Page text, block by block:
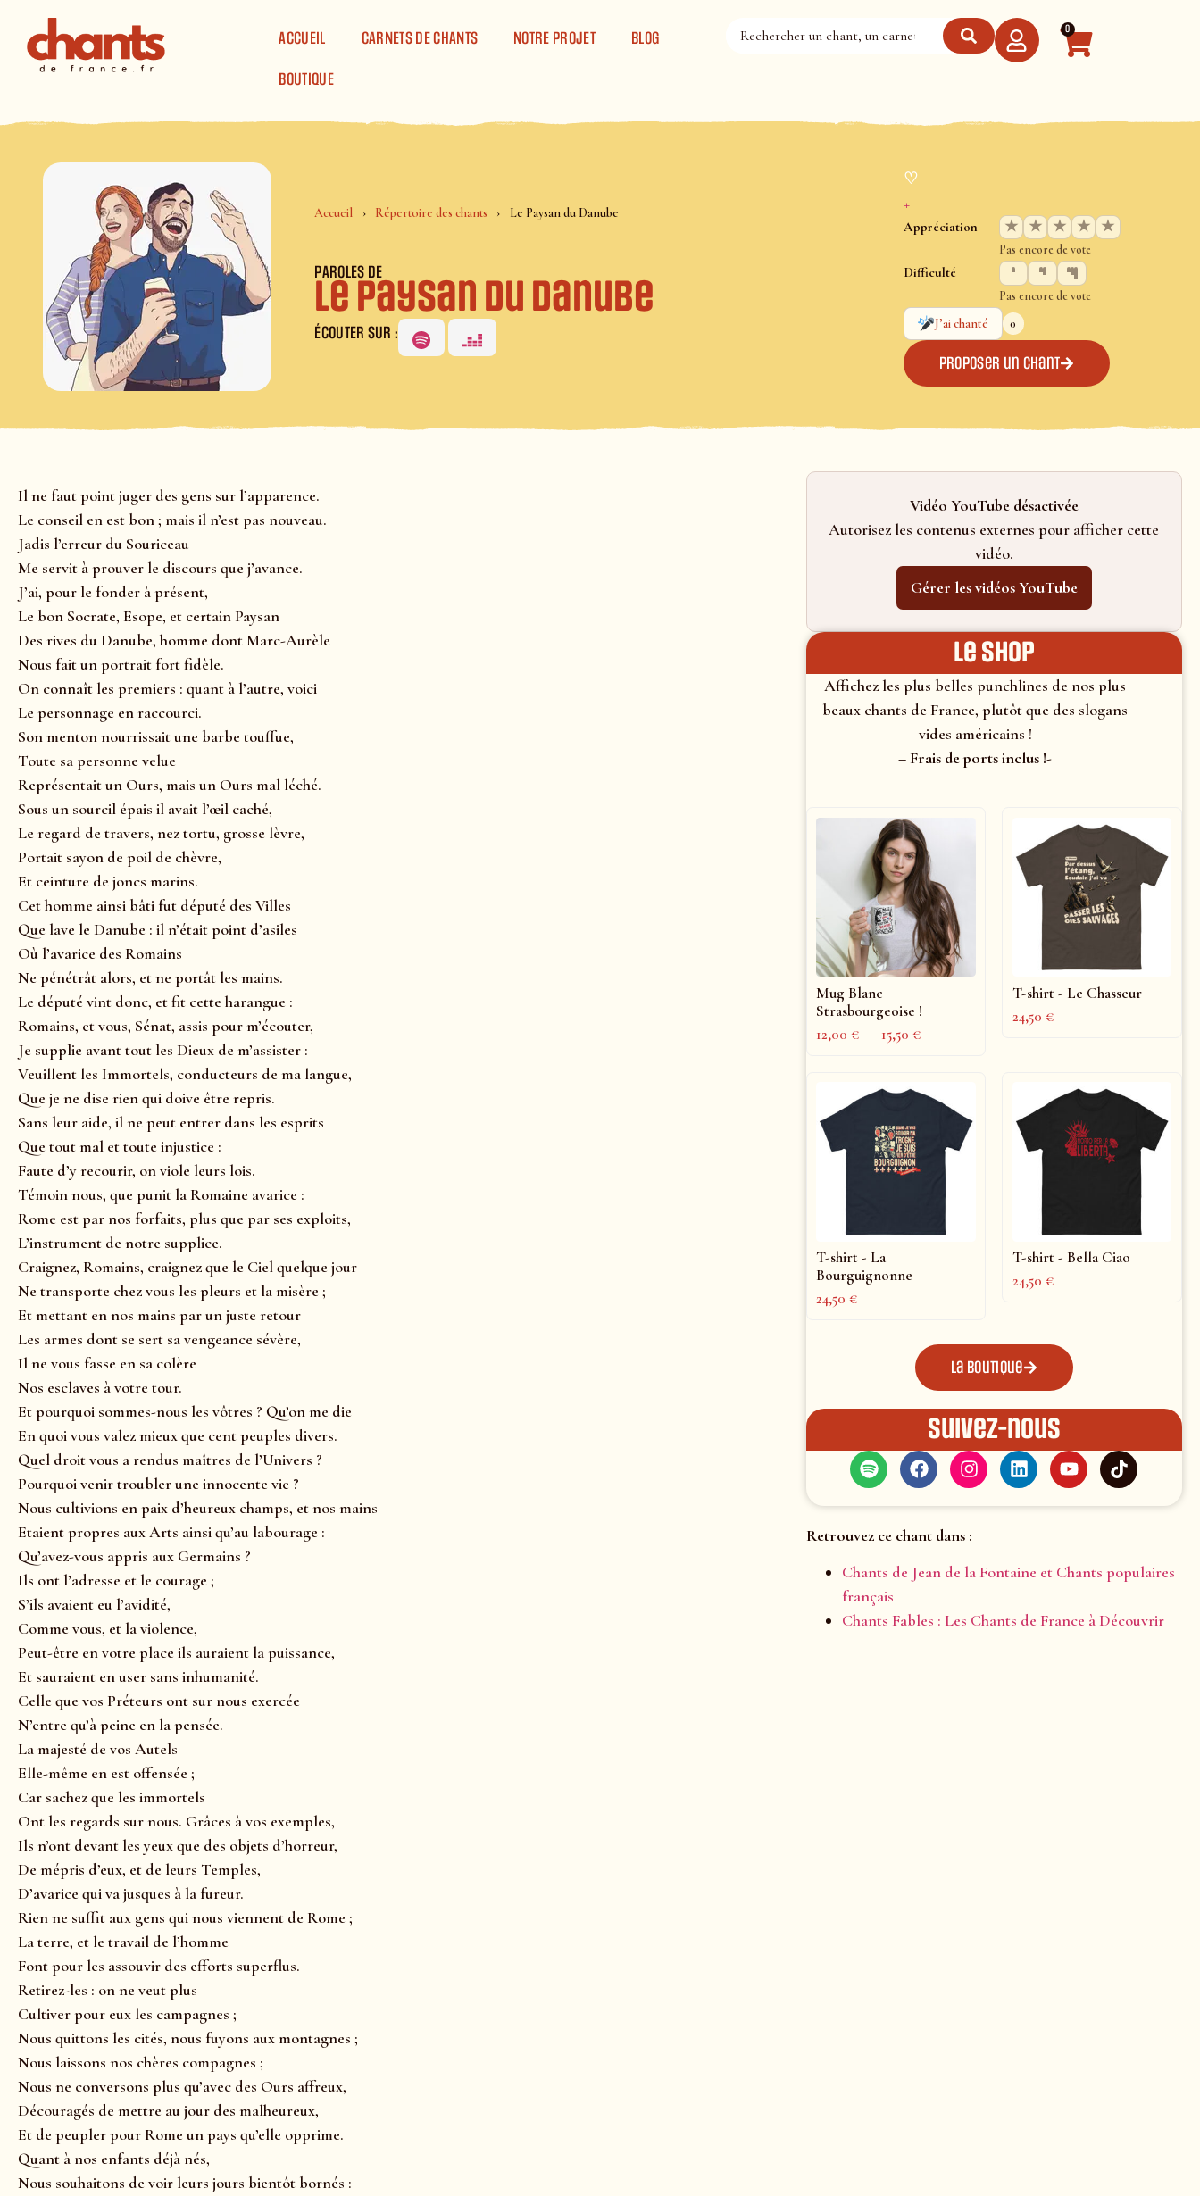
ACCUEIL
CARNETS DE CHANTS NOTRE PROJET BLOG
BOUTIQUE
0
Accueil Répertoire des chants Le Paysan du Danube
PAROLES DE
Le Paysan du Danube
ÉCOUTER SUR :
♡
+
Appréciation ★ ★ ★ ★ ★
Pas encore de vote
Difficulté
Pas encore de vote
J’ai chanté
0
Proposer un chant
Il ne faut point juger des gens sur l’apparence.
Le conseil en est bon ; mais il n’est pas nouveau.
Jadis l’erreur du Souriceau
Me servit à prouver le discours que j’avance.
J’ai, pour le fonder à présent,
Le bon Socrate, Esope, et certain Paysan
Des rives du Danube, homme dont Marc-Aurèle
Nous fait un portrait fort fidèle.
On connaît les premiers : quant à l’autre, voici
Le personnage en raccourci.
Son menton nourrissait une barbe touffue,
Toute sa personne velue
Représentait un Ours, mais un Ours mal léché.
Sous un sourcil épais il avait l’œil caché,
Le regard de travers, nez tortu, grosse lèvre,
Portait sayon de poil de chèvre,
Et ceinture de joncs marins.
Cet homme ainsi bâti fut député des Villes
Que lave le Danube : il n’était point d’asiles
Où l’avarice des Romains
Ne pénétrât alors, et ne portât les mains.
Le député vint donc, et fit cette harangue :
Romains, et vous, Sénat, assis pour m’écouter,
Je supplie avant tout les Dieux de m’assister :
Veuillent les Immortels, conducteurs de ma langue,
Que je ne dise rien qui doive être repris.
Sans leur aide, il ne peut entrer dans les esprits
Que tout mal et toute injustice :
Faute d’y recourir, on viole leurs lois.
Témoin nous, que punit la Romaine avarice :
Rome est par nos forfaits, plus que par ses exploits,
L’instrument de notre supplice.
Craignez, Romains, craignez que le Ciel quelque jour
Ne transporte chez vous les pleurs et la misère ;
Et mettant en nos mains par un juste retour
Les armes dont se sert sa vengeance sévère,
Il ne vous fasse en sa colère
Nos esclaves à votre tour.
Et pourquoi sommes-nous les vôtres ? Qu’on me die
En quoi vous valez mieux que cent peuples divers.
Quel droit vous a rendus maîtres de l’Univers ?
Pourquoi venir troubler une innocente vie ?
Nous cultivions en paix d’heureux champs, et nos mains
Etaient propres aux Arts ainsi qu’au labourage :
Qu’avez-vous appris aux Germains ?
Ils ont l’adresse et le courage ;
S’ils avaient eu l’avidité,
Comme vous, et la violence,
Peut-être en votre place ils auraient la puissance,
Et sauraient en user sans inhumanité.
Celle que vos Préteurs ont sur nous exercée
N’entre qu’à peine en la pensée.
La majesté de vos Autels
Elle-même en est offensée ;
Car sachez que les immortels
Ont les regards sur nous. Grâces à vos exemples,
Ils n’ont devant les yeux que des objets d’horreur,
De mépris d’eux, et de leurs Temples,
D’avarice qui va jusques à la fureur.
Rien ne suffit aux gens qui nous viennent de Rome ;
La terre, et le travail de l’homme
Font pour les assouvir des efforts superflus.
Retirez-les : on ne veut plus
Cultiver pour eux les campagnes ;
Nous quittons les cités, nous fuyons aux montagnes ;
Nous laissons nos chères compagnes ;
Nous ne conversons plus qu’avec des Ours affreux,
Découragés de mettre au jour des malheureux,
Et de peupler pour Rome un pays qu’elle opprime.
Quant à nos enfants déjà nés,
Nous souhaitons de voir leurs jours bientôt bornés :
Vidéo YouTube désactivée
Autorisez les contenus externes pour afficher cette
vidéo.
Gérer les vidéos YouTube
le shop
Affichez les plus belles punchlines de nos plus
beaux chants de France, plutôt que des slogans
vides américains !
– Frais de ports inclus !-
Mug Blanc
Strasbourgeoise !
12,00€ – 15,50€
T-shirt - Le Chasseur
24,50€
T-shirt - La
Bourguignonne
24,50€
T-shirt - Bella Ciao
24,50€
La boutique
Suivez-nous
Retrouvez ce chant dans :
Chants de Jean de la Fontaine et Chants populaires
français
Chants Fables : Les Chants de France à Découvrir